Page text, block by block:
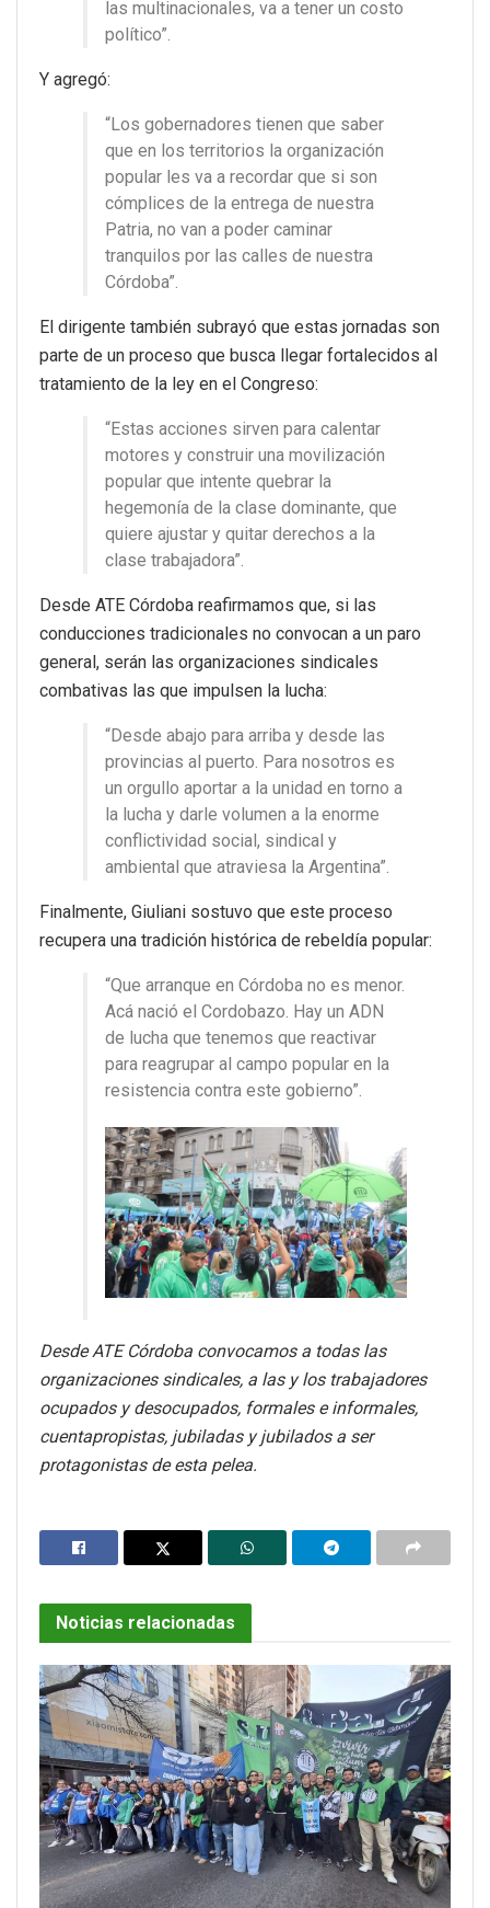
las multinacionales, va a tener un costo
político”.
Y agregó:
“Los gobernadores tienen que saber
que en los territorios la organización
popular les va a recordar que si son
cómplices de la entrega de nuestra
Patria, no van a poder caminar
tranquilos por las calles de nuestra
Córdoba”.
El dirigente también subrayó que estas jornadas son
parte de un proceso que busca llegar fortalecidos al
tratamiento de la ley en el Congreso:
“Estas acciones sirven para calentar
motores y construir una movilización
popular que intente quebrar la
hegemonía de la clase dominante, que
quiere ajustar y quitar derechos a la
clase trabajadora”.
Desde ATE Córdoba reafirmamos que, si las
conducciones tradicionales no convocan a un paro
general, serán las organizaciones sindicales
combativas las que impulsen la lucha:
“Desde abajo para arriba y desde las
provincias al puerto. Para nosotros es
un orgullo aportar a la unidad en torno a
la lucha y darle volumen a la enorme
conflictividad social, sindical y
ambiental que atraviesa la Argentina”.
Finalmente, Giuliani sostuvo que este proceso
recupera una tradición histórica de rebeldía popular:
“Que arranque en Córdoba no es menor.
Acá nació el Cordobazo. Hay un ADN
de lucha que tenemos que reactivar
para reagrupar al campo popular en la
resistencia contra este gobierno”.
Desde ATE Córdoba convocamos a todas las
organizaciones sindicales, a las y los trabajadores
ocupados y desocupados, formales e informales,
cuentapropistas, jubiladas y jubilados a ser
protagonistas de esta pelea.
Noticias relacionadas